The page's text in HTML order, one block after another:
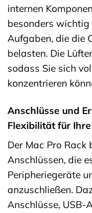
internen
besonders
Aufgaben, die die
belasten. Die
sodass Sie sich
konzentrieren
Anschlüsse und
Flexibilität für
Der Mac Pro Rack
Anschlüssen, die
Peripheriegeräte
anzuschließen.
Anschlüsse, USB-